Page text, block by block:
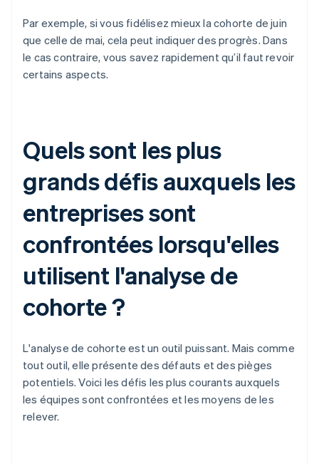
Par exemple, si vous fidélisez mieux la cohorte de juin
que celle de mai, cela peut indiquer des progrès. Dans
le cas contraire, vous savez rapidement qu’il faut revoir
certains aspects.
Quels sont les plus
grands défis auxquels les
entreprises sont
confrontées lorsqu'elles
utilisent l'analyse de
cohorte ?
L'analyse de cohorte est un outil puissant. Mais comme
tout outil, elle présente des défauts et des pièges
potentiels. Voici les défis les plus courants auxquels
les équipes sont confrontées et les moyens de les
relever.